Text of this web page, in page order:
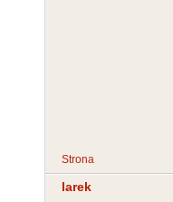
Strona
larek